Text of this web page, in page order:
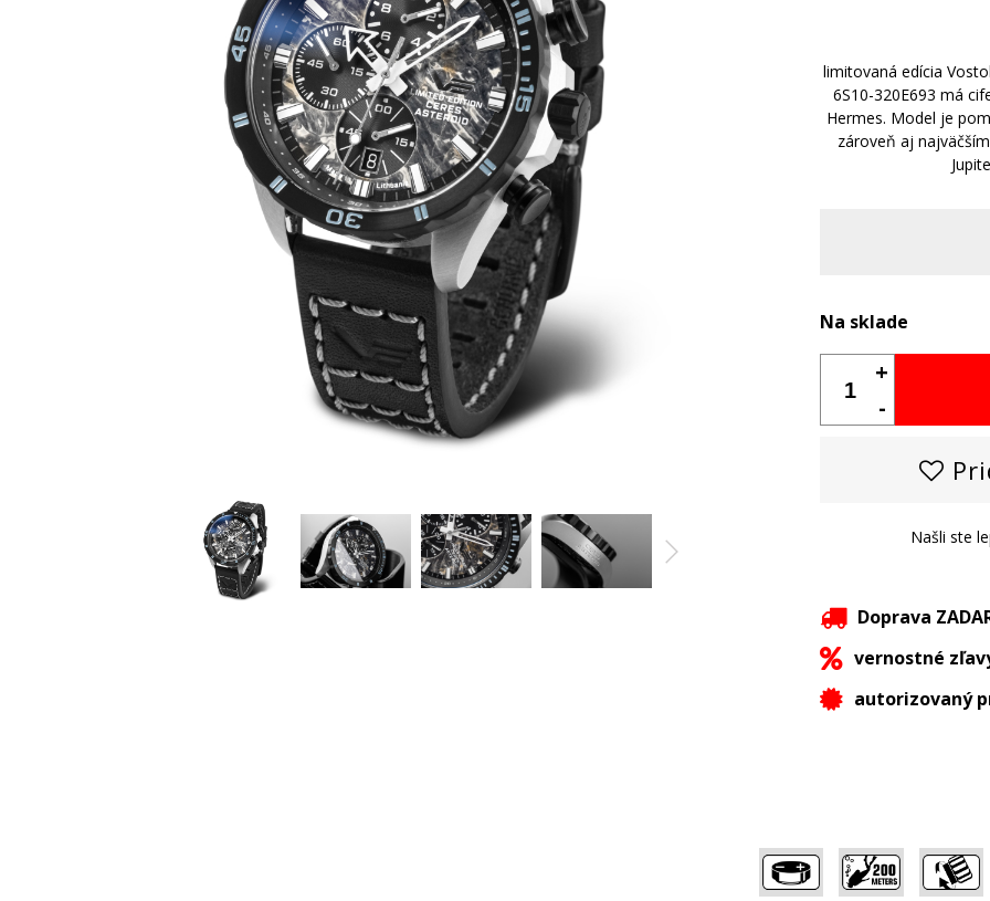
limitovaná edícia
6S10-320E693 má
Hermes. Model je
zároveň aj
Na sklade
+
-
Našli ste
Doprava
vernostné
autorizovaný